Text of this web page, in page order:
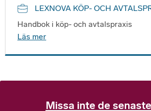
LEXNOVA KÖP- OCH
Handbok i köp- och avtalspraxis
Läs mer
Missa inte de